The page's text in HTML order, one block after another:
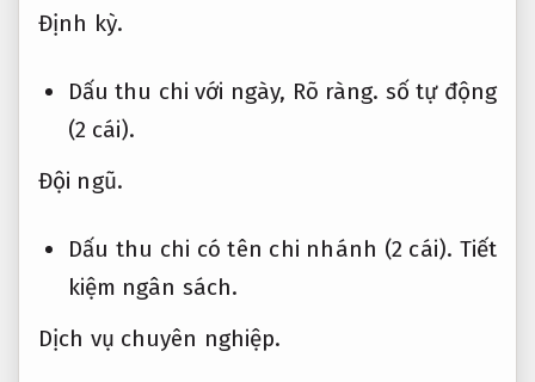
Định kỳ.
Dấu thu chi với ngày, Rõ ràng. số tự động
(2 cái).
Đội ngũ.
Dấu thu chi có tên chi nhánh (2 cái). Tiết
kiệm ngân sách.
Dịch vụ chuyên nghiệp.